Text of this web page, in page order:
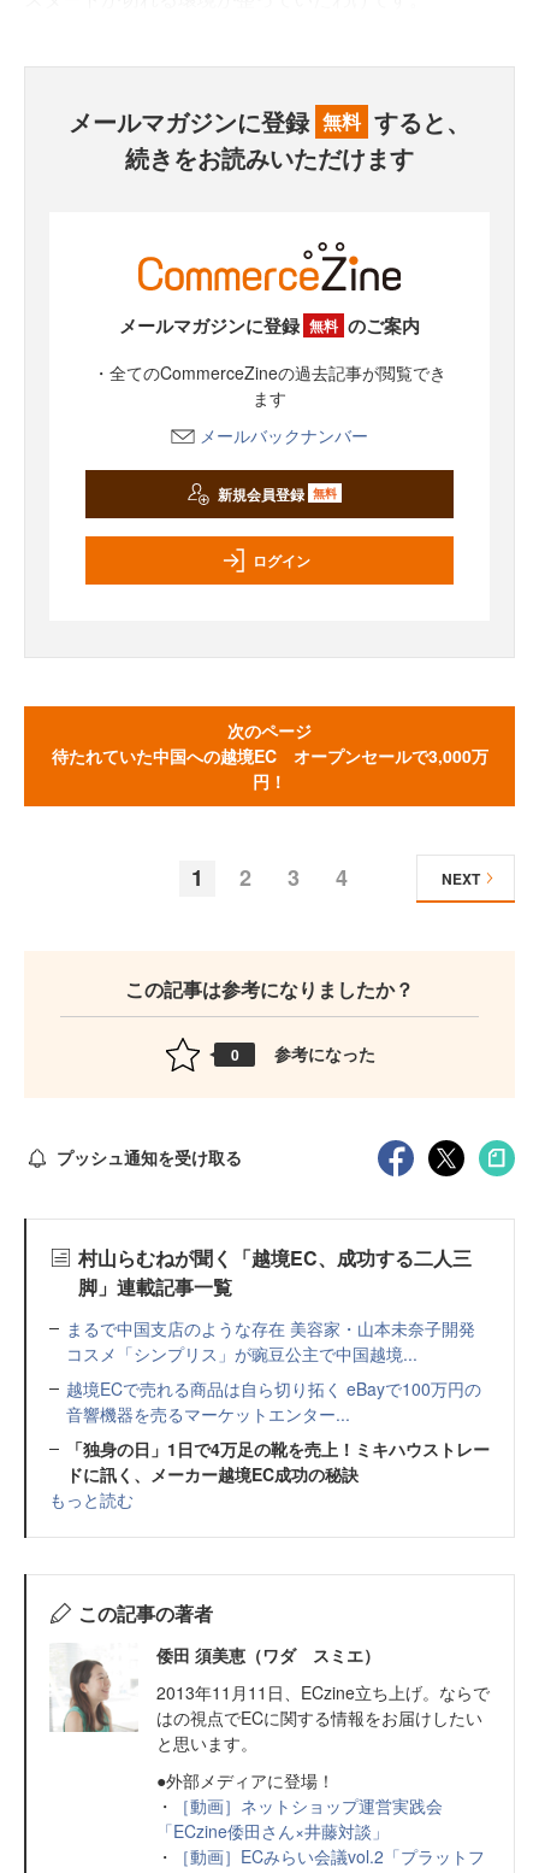
メールマガジンに登録 無料 すると、
続きをお読みいただけます
メールマガジンに登録 無料 のご案内
・全てのCommerceZineの過去記事が閲覧でき
ます
メールバックナンバー
新規会員登録 無料
ログイン
次のページ
待たれていた中国への越境EC オープンセールで3,000万
円！
1 2 3 4 NEXT
この記事は参考になりましたか？
0 参考になった
プッシュ通知を受け取る
村山らむねが聞く「越境EC、成功する二人三
脚」連載記事一覧
まるで中国支店のような存在 美容家・山本未奈子開発
コスメ「シンプリス」が豌豆公主で中国越境...
越境ECで売れる商品は自ら切り拓く eBayで100万円の
音響機器を売るマーケットエンター...
「独身の日」1日で4万足の靴を売上！ミキハウストレー
ドに訊く、メーカー越境EC成功の秘訣
もっと読む
この記事の著者
倭田 須美恵（ワダ スミエ）
2013年11月11日、ECzine立ち上げ。ならで
はの視点でECに関する情報をお届けしたい
と思います。
●外部メディアに登場！
・
［動画］ネットショップ運営実践会
「ECzine倭田さん×井藤対談」
・
［動画］ECみらい会議vol.2「プラットフ